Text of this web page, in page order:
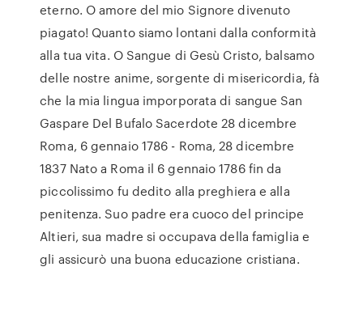
eterno. O amore del mio Signore divenuto
piagato! Quanto siamo lontani dalla conformità
alla tua vita. O Sangue di Gesù Cristo, balsamo
delle nostre anime, sorgente di misericordia, fà
che la mia lingua imporporata di sangue San
Gaspare Del Bufalo Sacerdote 28 dicembre
Roma, 6 gennaio 1786 - Roma, 28 dicembre
1837 Nato a Roma il 6 gennaio 1786 fin da
piccolissimo fu dedito alla preghiera e alla
penitenza. Suo padre era cuoco del principe
Altieri, sua madre si occupava della famiglia e
gli assicurò una buona educazione cristiana.